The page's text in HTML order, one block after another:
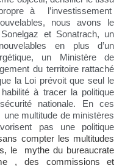
à l’investissement
nous avons le
et Sonatrach, un
en plus d’un
un Ministère de
du territoire rattaché
la Loi prévoit que seul le
à tracer la politique
nationale. En ces
multitude de ministères
pas une politique
compter les multitudes
le mythe du bureaucrate
, des commissions et